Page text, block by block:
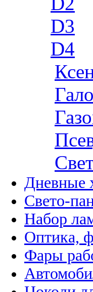
D3
D4
Дневные
Свето-
Набор
Оптика,
Фары